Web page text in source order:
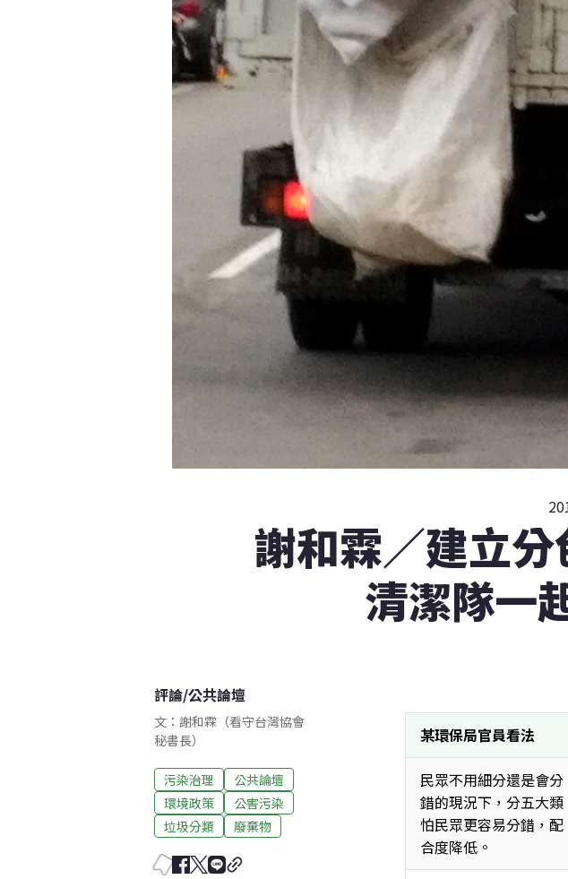
謝和霖／建立
清潔隊一
評論/公共論壇
文：謝和霖（看守台灣協會
秘書長）
污染治理
公共論壇
環境政策
公害污染
垃圾分類
廢棄物
某環保局官員看法
民眾不用細分還是會分
錯的現況下，分五大類
怕民眾更容易分錯，配
合度降低。